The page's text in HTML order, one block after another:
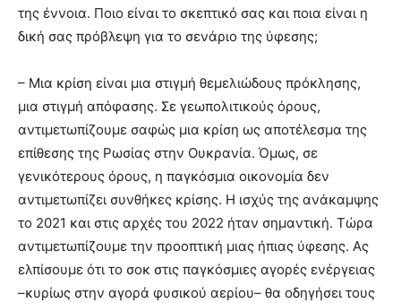
της έννοια. Ποιο είναι το σκεπτικό σας και ποια είναι η
δική σας πρόβλεψη για το σενάριο της ύφεσης;
– Μια κρίση είναι μια στιγμή θεμελιώδους πρόκλησης,
μια στιγμή απόφασης. Σε γεωπολιτικούς όρους,
αντιμετωπίζουμε σαφώς μια κρίση ως αποτέλεσμα της
επίθεσης της Ρωσίας στην Ουκρανία. Όμως, σε
γενικότερους όρους, η παγκόσμια οικονομία δεν
αντιμετωπίζει συνθήκες κρίσης. Η ισχύς της ανάκαμψης
το 2021 και στις αρχές του 2022 ήταν σημαντική. Τώρα
αντιμετωπίζουμε την προοπτική μιας ήπιας ύφεσης. Ας
ελπίσουμε ότι το σοκ στις παγκόσμιες αγορές ενέργειας
–κυρίως στην αγορά φυσικού αερίου– θα οδηγήσει τους